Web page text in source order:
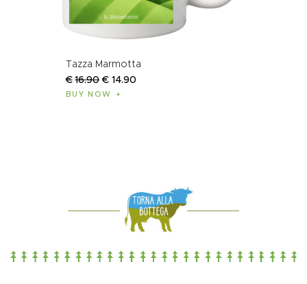
Tazza Marmotta
€ 16.90 € 14.90
BUY NOW